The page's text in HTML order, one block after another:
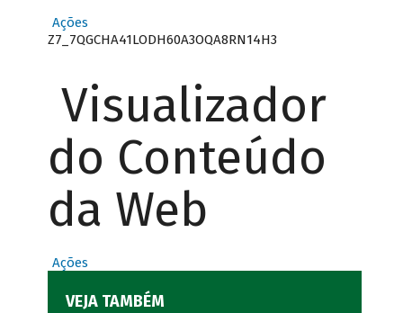
Ações
Z7_7QGCHA41LODH60A3OQA8RN14H3
Visualizador
do Conteúdo
da Web
Ações
VEJA TAMBÉM